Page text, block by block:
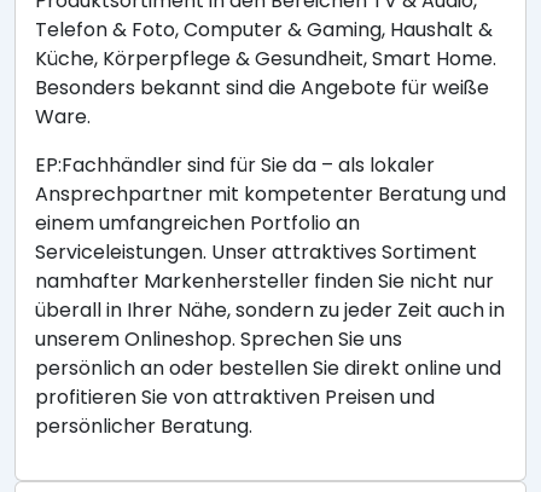
Telefon & Foto, Computer & Gaming, Haushalt &
Küche, Körperpflege & Gesundheit, Smart Home.
Besonders bekannt sind die Angebote für weiße
Ware.
EP:Fachhändler sind für Sie da – als lokaler
Ansprechpartner mit kompetenter Beratung und
einem umfangreichen Portfolio an
Serviceleistungen. Unser attraktives Sortiment
namhafter Markenhersteller finden Sie nicht nur
überall in Ihrer Nähe, sondern zu jeder Zeit auch in
unserem Onlineshop. Sprechen Sie uns
persönlich an oder bestellen Sie direkt online und
profitieren Sie von attraktiven Preisen und
persönlicher Beratung.